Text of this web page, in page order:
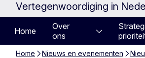
Vertegenwoordiging in
Home
Over
ons
Home Nieuws en evenementen